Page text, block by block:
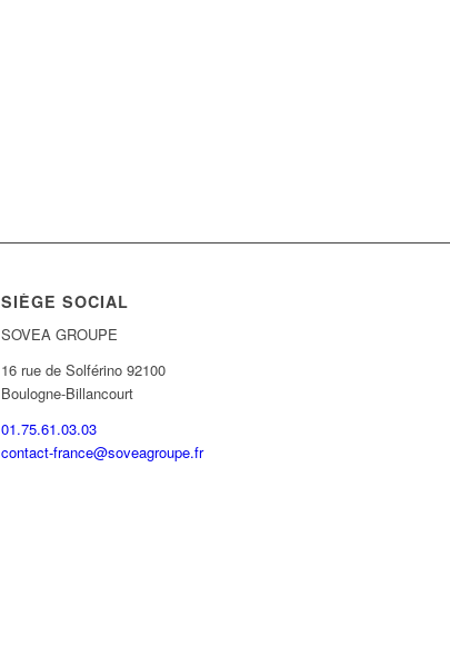
SIÈGE SOCIAL
SOVEA GROUPE
16 rue de Solférino 92100
Boulogne-Billancourt
01.75.61.03.03
contact-france@soveagroupe.fr